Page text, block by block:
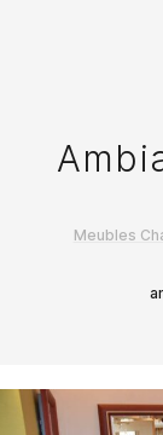
Meubles